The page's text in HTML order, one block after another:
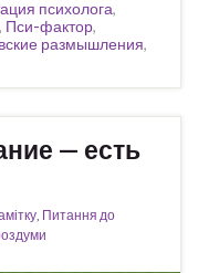
психолога,
, Пси-фактор,
размышления,
— есть
Питання до